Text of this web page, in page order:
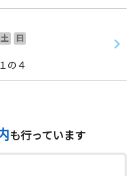
土
日
の４
も行っています